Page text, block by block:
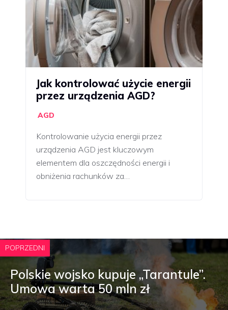
Jak kontrolować użycie energii
przez urządzenia AGD?
AGD
Kontrolowanie użycia energii przez
urządzenia AGD jest kluczowym
elementem dla oszczędności energii i
obniżenia rachunków za…
POPRZEDNI
Polskie wojsko kupuje „Tarantule”.
Umowa warta 50 mln zł